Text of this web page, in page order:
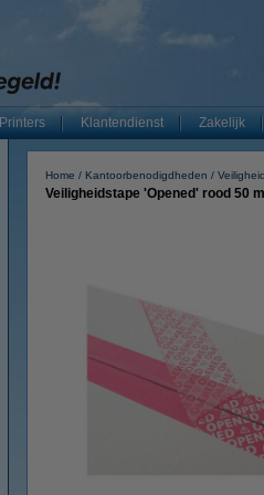
Printers Klantendienst Zakelijk
Home Kantoorbenodigdheden
Veiligheidstape 'Opened' rood 50